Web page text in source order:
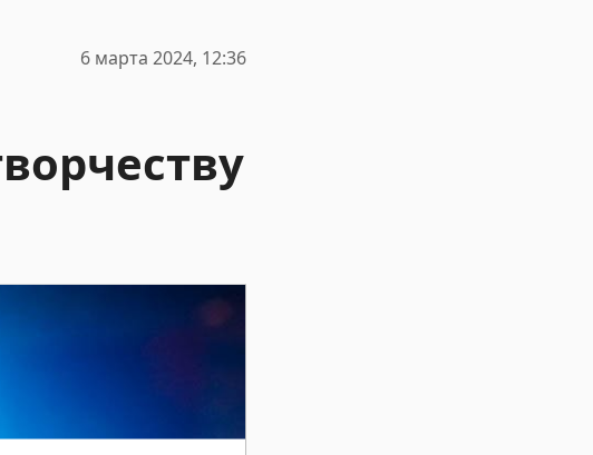
6 марта 2024, 12:36